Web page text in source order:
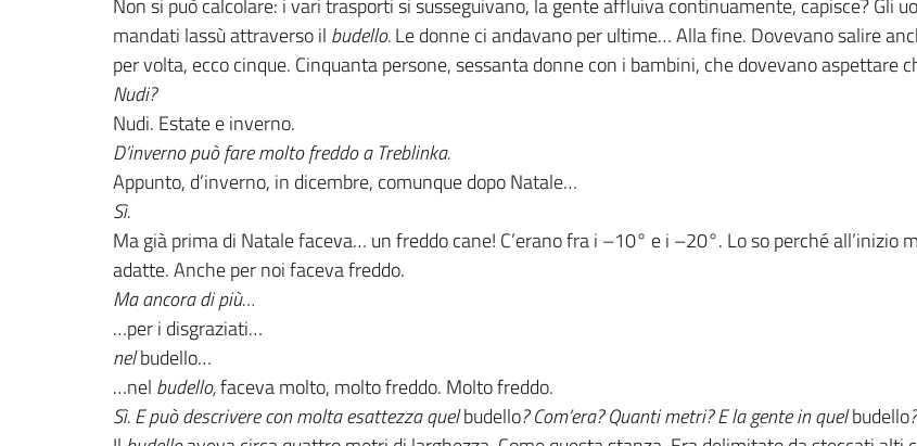
Non si può calcolare: i vari trasporti si susseguivano, la gente affluiva continuamente, capisce? Gli
mandati lassù attraverso il budello.Le donne ci andavano per ultime… Alla fine. Dovevano salire
per volta, ecco cinque. Cinquanta persone, sessanta donne con i bambini, che dovevano aspettare
Nudi?
Nudi. Estate e inverno.
D’inverno può fare molto freddo a Treblinka.
Appunto, d’inverno, in dicembre, comunque dopo Natale…
Sì.
Ma già prima di Natale faceva… un freddo cane! C’erano fra i –10° e i –20°. Lo so perché
adatte. Anche per noi faceva freddo.
Ma ancora di più…
…per i disgraziati…
nelbudello…
…nel budello,faceva molto, molto freddo. Molto freddo.
Sì.E può descrivere con molta esattezza quelbudello? Com’era? Quanti metri? E la gente in quelbudello?